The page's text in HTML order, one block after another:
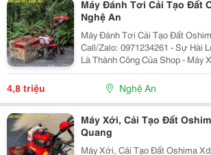
Máy Đánh Tơi Cải Tạo Đất
Nghệ An
Máy Đánh Tơi Cải Tạo Đất
Call/Zalo: 0971234261 - Sự Hài
Là Thành Công Của Shop - Máy Xới Đất Oshima Xdx18
Được Sản Xuất Theo Công
Nhu Cầu Làm Vườn, Xới Đất
4,8 triệu Nghệ An
Máy Xới, Cải Tạo Đất
Quang
Máy Xới, Cải Tạo Đất Oshima